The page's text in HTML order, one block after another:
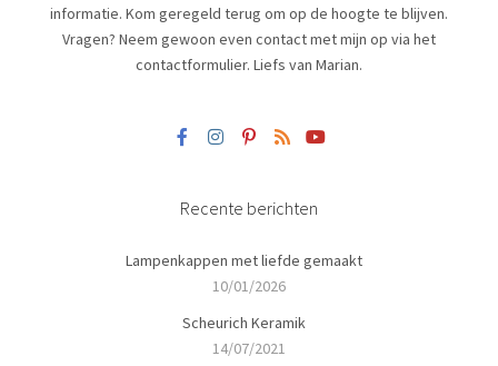
informatie. Kom geregeld terug om op de hoogte te blijven.
Vragen? Neem gewoon even contact met mijn op via het
contactformulier. Liefs van Marian.
Recente berichten
Lampenkappen met liefde gemaakt
10/01/2026
Scheurich Keramik
14/07/2021